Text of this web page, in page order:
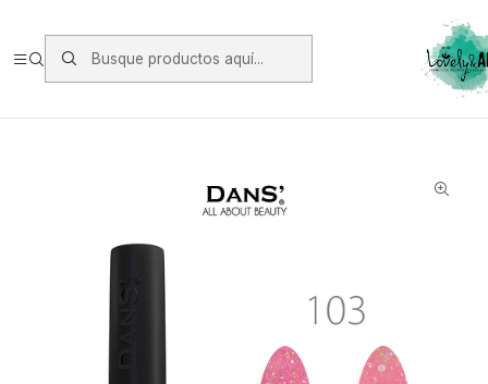
https://www.starken.cl/
Esmalte Dans 103